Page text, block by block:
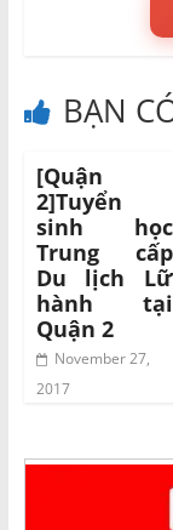
BẠN
[Quận
2]Tuyển
sinh học
Trung cấp
Du lịch Lữ
hành tại
Quận 2
November 27,
2017